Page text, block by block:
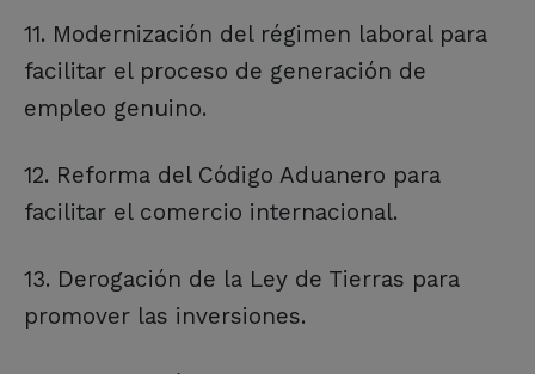
11. Modernización del régimen laboral para
facilitar el proceso de generación de
empleo genuino.
12. Reforma del Código Aduanero para
facilitar el comercio internacional.
13. Derogación de la Ley de Tierras para
promover las inversiones.